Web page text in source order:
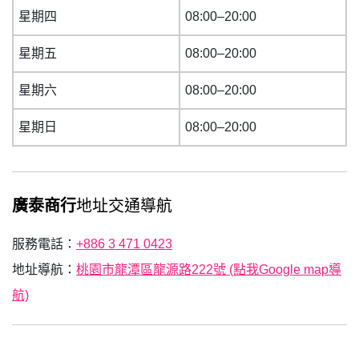
星期四 08:00–20:00
星期五 08:00–20:00
星期六 08:00–20:00
星期日 08:00–20:00
廣泰商行地址交通導航
服務電話： +886 3 471 0423
地址導航： 桃園市龍潭區龍源路222號 (點我Google map導
航)